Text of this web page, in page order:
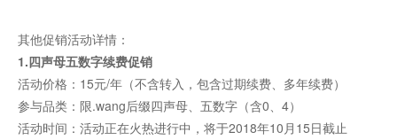
其他促销活动详情：
1.四声母五数字续费促销
活动价格：15元/年（不含转入，包含过期续费、多年续费）
参与品类：限.wang后缀四声母、五数字（含0、4）
活动时间：活动正在火热进行中，将于2018年10月15日截止